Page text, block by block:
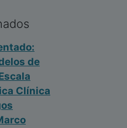
de
Clínica